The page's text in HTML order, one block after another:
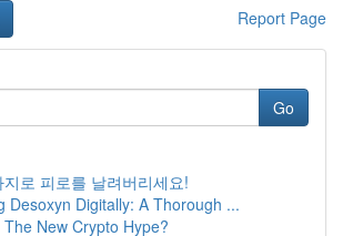
Report Page
Go
로 피로를 날려버리세요!
Desoxyn Digitally: A Thorough ...
New Crypto Hype?